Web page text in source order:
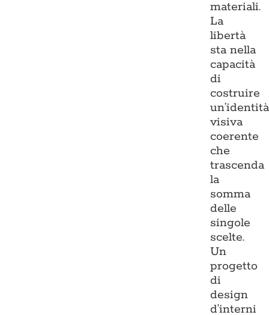
materiali.
La
libertà
sta nella
capacità
di
costruire
un’identità
visiva
coerente
che
trascenda
la
somma
delle
singole
scelte.
Un
progetto
di
design
d’interni